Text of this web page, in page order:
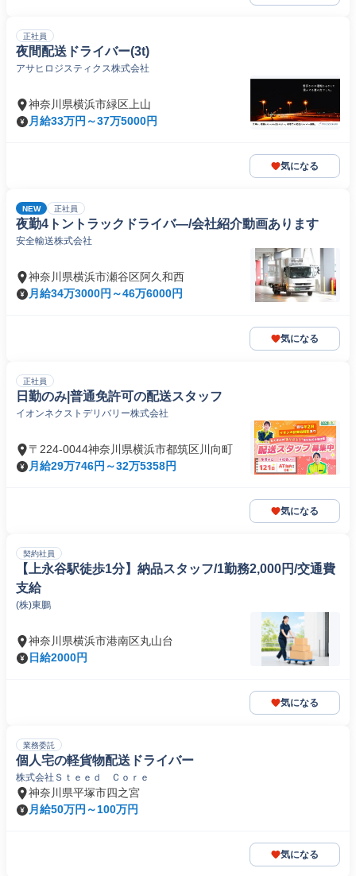
正社員
夜間配送ドライバー(3t)
アサヒロジスティクス株式会社
神奈川県横浜市緑区上山
月給33万円～37万5000円
気になる
NEW 正社員
夜勤4トントラックドライバ―/会社紹介動画あります
安全輸送株式会社
神奈川県横浜市瀬谷区阿久和西
月給34万3000円～46万6000円
気になる
正社員
日勤のみ|普通免許可の配送スタッフ
イオンネクストデリバリー株式会社
〒224-0044神奈川県横浜市都筑区川向町
月給29万746円～32万5358円
気になる
契約社員
【上永谷駅徒歩1分】納品スタッフ/1勤務2,000円/交通費
支給
(株)東鵬
神奈川県横浜市港南区丸山台
日給2000円
気になる
業務委託
個人宅の軽貨物配送ドライバー
株式会社Ｓｔｅｅｄ Ｃｏｒｅ
神奈川県平塚市四之宮
月給50万円～100万円
気になる